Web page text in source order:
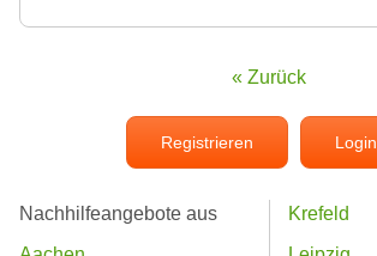
« Zurück
Registrieren Login
Nachhilfeangebote aus
Krefeld